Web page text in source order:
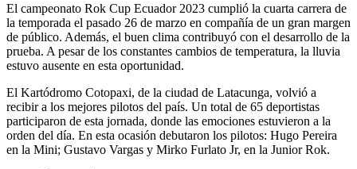
El campeonato Rok Cup Ecuador 2023 cumplió la cuarta carrera de
la temporada el pasado 26 de marzo en compañía de un gran margen
de público. Además, el buen clima contribuyó con el desarrollo de la
prueba. A pesar de los constantes cambios de temperatura, la lluvia
estuvo ausente en esta oportunidad.
El Kartódromo Cotopaxi, de la ciudad de Latacunga, volvió a
recibir a los mejores pilotos del país. Un total de 65 deportistas
participaron de esta jornada, donde las emociones estuvieron a la
orden del día. En esta ocasión debutaron los pilotos: Hugo Pereira
en la Mini; Gustavo Vargas y Mirko Furlato Jr, en la Junior Rok.